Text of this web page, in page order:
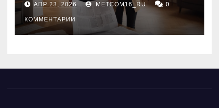
проверка документов
АПР 23, 2026 METCOM16_RU 0
КОММЕНТАРИИ